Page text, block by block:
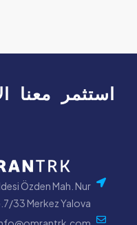
استثمر معنا
Özden Mah. Nur
33 Merkez Yalova